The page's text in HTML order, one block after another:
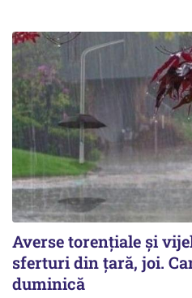
Averse torențiale și
sferturi din țară, joi.
duminică